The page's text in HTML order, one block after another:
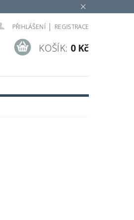
PŘIHLÁŠENÍ | REGISTRACE
KOŠÍK: 0 Kč